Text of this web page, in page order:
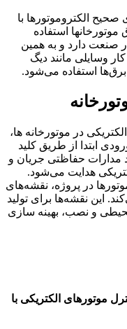
صحیح الکتروموتورها با
استفاده
صنعت دارد و به همین
وسایلی مانند دیگ
برق‌ها استفاده می‌شود.
در موتورخانه ها،
ابتدا از طریق کلید
مدارات حفاظتی جریان و
هدایت می‌شود.
در پروژه، نقشه‌های
این نقشه‌ها برای تولید
محیطی و نصب، بهینه سازی
موتورهای الکتریکی با